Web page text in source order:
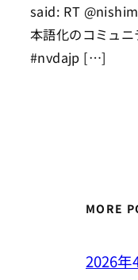
said: RT
本語化のコミュニ
#nvdajp […]
MORE
2026年